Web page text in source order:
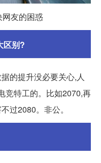
网友的困惑
区别?
的提升没必要关心,人
竞特工的。比如2070,再
过2080。非公。